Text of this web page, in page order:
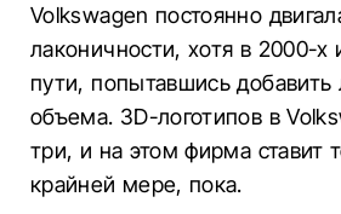
Volkswagen постоянно
лаконичности, хотя в 2000-х
пути, попытавшись добавить
объема. 3D-логотипов в
три, и на этом фирма ставит
крайней мере, пока.